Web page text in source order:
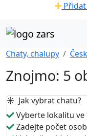
Chaty, chalupy
Znojmo: 5
☀️ Jak vybrat chatu?
Vyberte lokalitu
Zadejte počet